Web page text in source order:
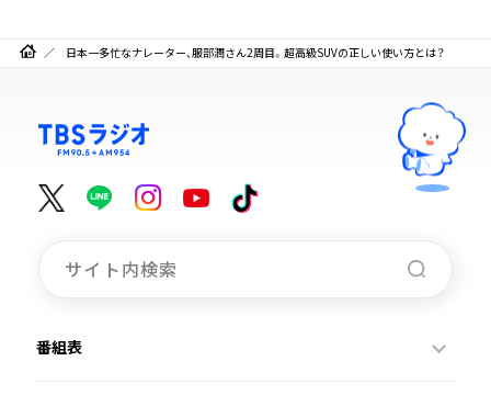
日本一多忙なナレーター、服部潤さん2周目。超高級SUVの正しい使い方とは？
番組表